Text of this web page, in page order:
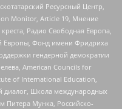
Ресурсный Центр,
Monitor, Article 19, Мнение
Радио Свободная Европа,
Европы, Фонд имени Фридриха
гендерной демократии
American Councils for
of International Education,
диалог, Школа международных
Питера Мунка, Российско-